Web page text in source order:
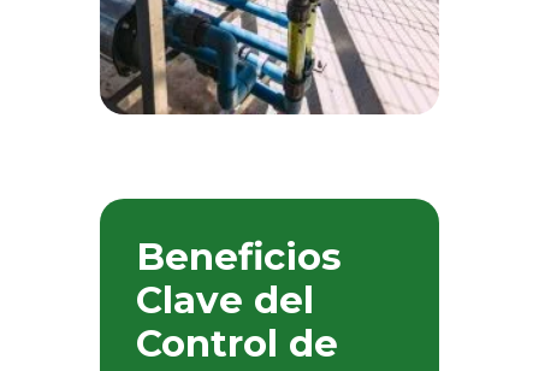
Beneficios
Clave del
Control de